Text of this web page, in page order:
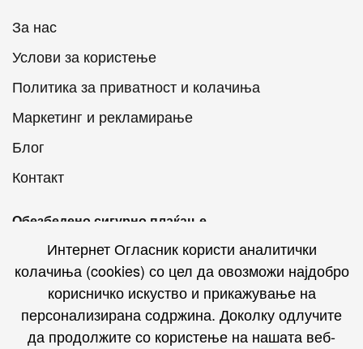
За нас
Услови за користење
Политика за приватност и колачиња
Маркетинг и рекламирање
Блог
Контакт
Обезбедено сигурно плаќање
Интернет Огласник на социјалните мрежи
Интернет Огласник користи аналитички
колачиња (cookies) со цел да овозможи најдобро
корисничко искуство и прикажување на
персонализирана содржина. Доколку одлучите
да продолжите со користење на нашата веб-